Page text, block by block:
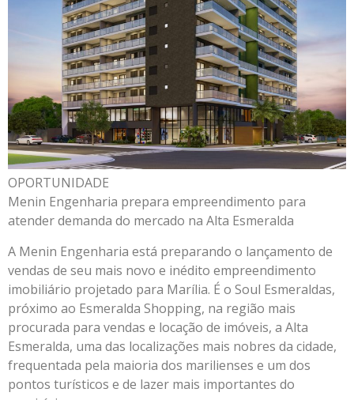
OPORTUNIDADE
Menin Engenharia prepara empreendimento para
atender demanda do mercado na Alta Esmeralda
A Menin Engenharia está preparando o lançamento de
vendas de seu mais novo e inédito empreendimento
imobiliário projetado para Marília. É o Soul Esmeraldas,
próximo ao Esmeralda Shopping, na região mais
procurada para vendas e locação de imóveis, a Alta
Esmeralda, uma das localizações mais nobres da cidade,
frequentada pela maioria dos marilienses e um dos
pontos turísticos e de lazer mais importantes do